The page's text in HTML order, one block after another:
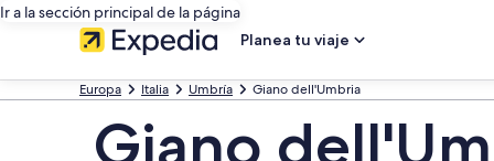
Ir a la sección principal de la página
Planea tu viaje
Europa Italia Umbría Giano dell'Umbria
Giano